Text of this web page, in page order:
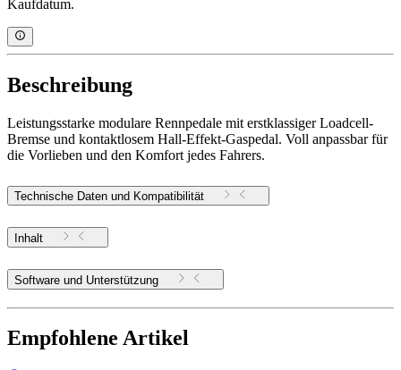
Kaufdatum.
Beschreibung
Leistungsstarke modulare Rennpedale mit erstklassiger Loadcell-
Bremse und kontaktlosem Hall-Effekt-Gaspedal. Voll anpassbar für
die Vorlieben und den Komfort jedes Fahrers.
Technische Daten und Kompatibilität
Inhalt
Software und Unterstützung
Empfohlene Artikel